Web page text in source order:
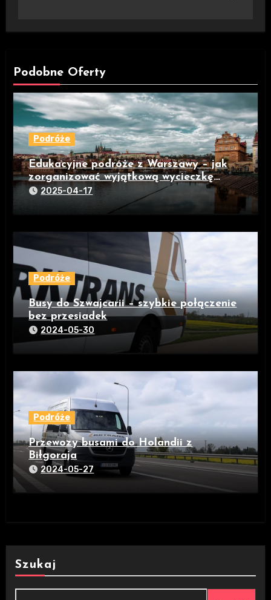
Podobne Oferty
Podróże
Edukacyjne podróże z Warszawy – jak
zorganizować wyjątkową wycieczkę
szkolną z pomocą biura WIB-Wycieczki
2025-04-17
Podróże
Busy do Szwajcarii – szybkie połączenie
bez przesiadek
2024-05-30
Podróże
Przewozy busami do Holandii z
Biłgoraja
2024-05-27
Szukaj